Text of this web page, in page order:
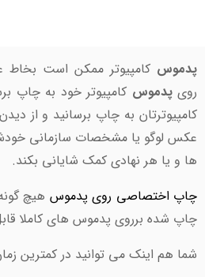
پدموس کامپیوتر ممکن است بخاط
رویپدموس کامپیوتر خود به چاپ
کامپیوترتان به چاپ برسانید و از
عکس لوگو یا مشخصات سازمانی
ها و یا هر نهادی کمک شایانی بکند.
چاپ اختصاصی روی پدموس هیچ
چاپ شده برروی پدموس های کاملا
شما هم اینک می توانید در کمترین